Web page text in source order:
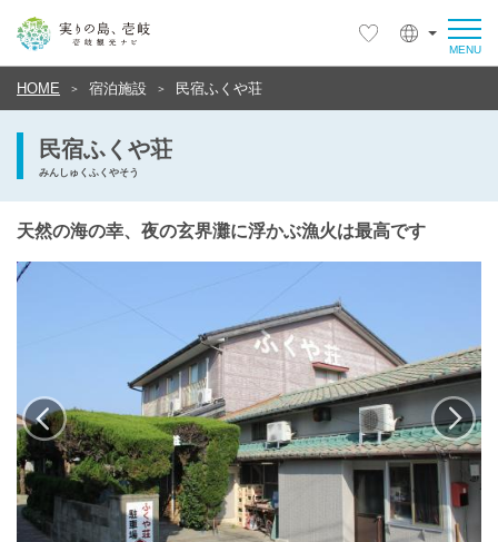
HOME 宿泊施設 民宿ふくや荘
民宿ふくや荘
みんしゅくふくやそう
天然の海の幸、夜の玄界灘に浮かぶ漁火は最高です